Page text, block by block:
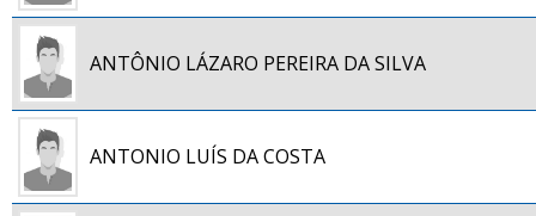
ANTÔNIO LÁZARO PEREIRA DA SILVA
ANTONIO LUÍS DA COSTA